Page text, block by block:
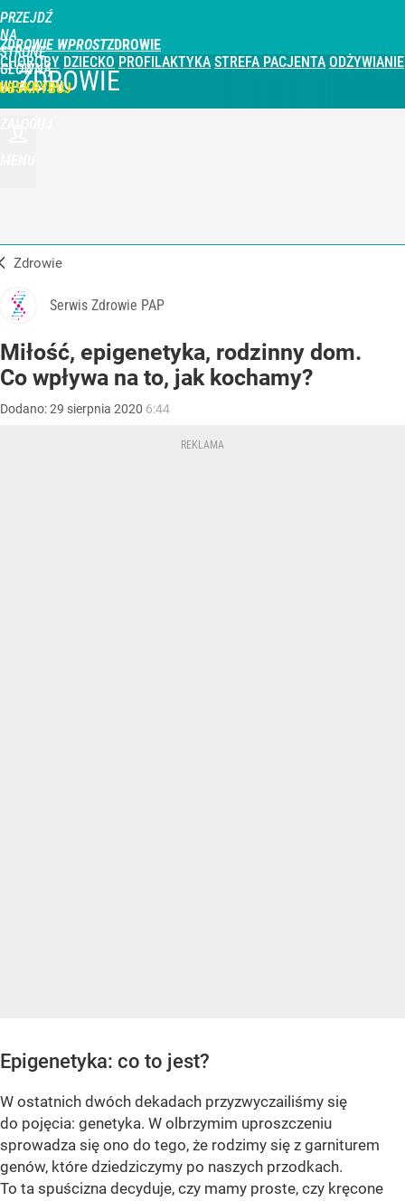
PRZEJDŹ
NA
STRONĘ
GŁÓWNĄ
WPROST.PL
ZDROWIE WPROST
CHOROBY DZIECKO PROFILAKTYKA STREFA PACJENTA ODŻYWIANIE
ZDROWIE
Zdrowie
Serwis Zdrowie PAP
Miłość, epigenetyka, rodzinny dom.
Co wpływa na to, jak kochamy?
Dodano:29 sierpnia 2020 6:44
Epigenetyka: co to jest?
W ostatnich dwóch dekadach przyzwyczailiśmy się
do pojęcia: genetyka. W olbrzymim uproszczeniu
sprowadza się ono do tego, że rodzimy się z garniturem
genów, które dziedziczymy po naszych przodkach.
To ta spuścizna decyduje, czy mamy proste, czy kręcone